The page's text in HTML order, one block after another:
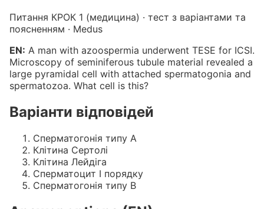
Питання КРОК 1 (медицина) · тест з варіантами та
поясненням · Medus
EN: A man with azoospermia underwent TESE for ICSI.
Microscopy of seminiferous tubule material revealed a
large pyramidal cell with attached spermatogonia and
spermatozoa. What cell is this?
Варіанти відповідей
Сперматогонія типу А
Клітина Сертолі
Клітина Лейдіга
Сперматоцит І порядку
Сперматогонія типу В